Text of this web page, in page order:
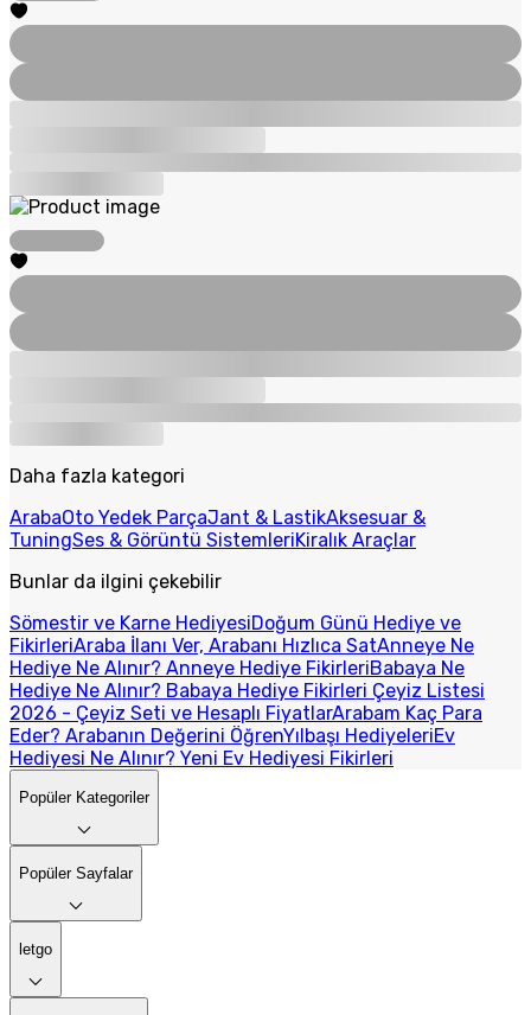
Daha fazla kategori
ArabaOto Yedek ParçaJant & LastikAksesuar &
TuningSes & Görüntü SistemleriKiralık Araçlar
Bunlar da ilgini çekebilir
Sömestir ve Karne HediyesiDoğum Günü Hediye ve
FikirleriAraba İlanı Ver, Arabanı Hızlıca SatAnneye Ne
Hediye Ne Alınır? Anneye Hediye FikirleriBabaya Ne
Hediye Ne Alınır? Babaya Hediye Fikirleri Çeyiz Listesi
2026 - Çeyiz Seti ve Hesaplı FiyatlarArabam Kaç Para
Eder? Arabanın Değerini ÖğrenYılbaşı HediyeleriEv
Hediyesi Ne Alınır? Yeni Ev Hediyesi Fikirleri
Popüler Kategoriler
Popüler Sayfalar
letgo